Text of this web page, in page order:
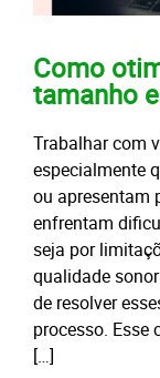
Como
tamanho
Trabalhar com
especialmente
ou apresentam
enfrentam
seja por
qualidade
de resolver
processo. Esse
[…]